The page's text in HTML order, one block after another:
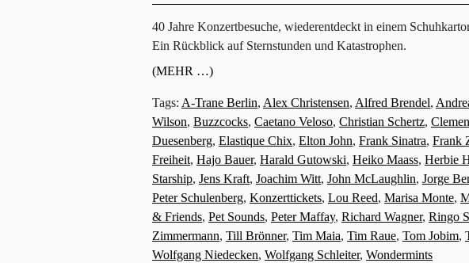
40 Jahre Konzertbesuche, wiederentdeckt in einem
Ein Rückblick auf Sternstunden und Katastrophen.
(MEHR …)
Tags: A-Trane Berlin, Alex Christensen, Alfred Brendel,
Wilson, Buzzcocks, Caetano Veloso, Christian Schertz,
Duesenberg, Elastique Chix, Elton John, Frank Sinatra, Frank
Freiheit, Hajo Bauer, Harald Gutowski, Heiko Maass, Herbie
Starship, Jens Kraft, Joachim Witt, John McLaughlin, Jorge
Peter Schulenberg, Konzerttickets, Lou Reed, Marisa Monte,
& Friends, Pet Sounds, Peter Maffay, Richard Wagner, Ringo
Zimmermann, Till Brönner, Tim Maia, Tim Raue, Tom Jobim,
Wolfgang Niedecken, Wolfgang Schleiter, Wondermints